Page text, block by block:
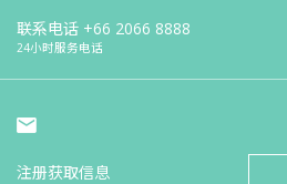
联系电话 +66 2066 8888
24小时服务电话
注册获取信息